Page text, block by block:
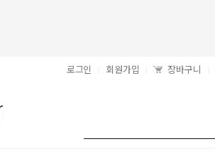
로그인 회원가입 장바구니